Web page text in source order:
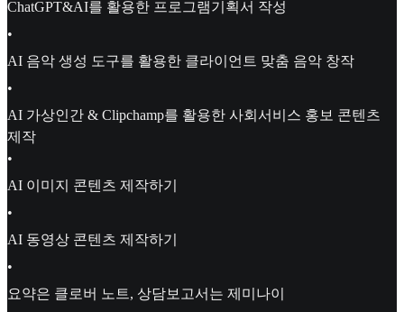
ChatGPT&AI를 활용한 프로그램기획서 작성
•
AI 음악 생성 도구를 활용한 클라이언트 맞춤 음악 창작
•
AI 가상인간 & Clipchamp를 활용한 사회서비스 홍보 콘텐츠
제작
•
AI 이미지 콘텐츠 제작하기
•
AI 동영상 콘텐츠 제작하기
•
요약은 클로버 노트, 상담보고서는 제미나이